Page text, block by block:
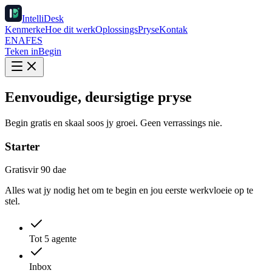
IntelliDesk
KenmerkeHoe dit werkOplossingsPryseKontak
ENAFES
Teken inBegin
Eenvoudige, deursigtige pryse
Begin gratis en skaal soos jy groei. Geen verrassings nie.
Starter
Gratisvir 90 dae
Alles wat jy nodig het om te begin en jou eerste werkvloeie op te
stel.
Tot 5 agente
Inbox